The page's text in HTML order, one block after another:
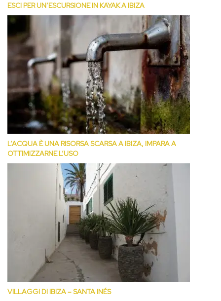
ESCI PER UN’ESCURSIONE IN KAYAK A IBIZA
L’ACQUA È UNA RISORSA SCARSA A IBIZA, IMPARA A
OTTIMIZZARNE L’USO
VILLAGGI DI IBIZA – SANTA INÉS